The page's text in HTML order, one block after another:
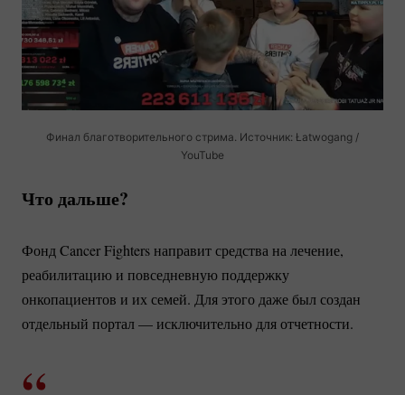
Финал благотворительного стрима. Источник: Łatwogang /
YouTube
Что дальше?
Фонд Cancer Fighters направит средства на лечение,
реабилитацию и повседневную поддержку
онкопациентов и их семей. Для этого даже был создан
отдельный портал — исключительно для отчетности.